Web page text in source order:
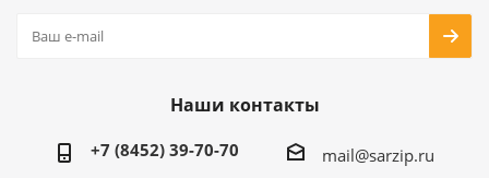
Наши контакты
+7 (8452) 39-70-70 mail@sarzip.ru